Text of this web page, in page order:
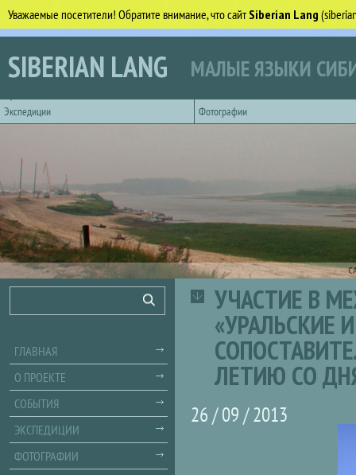
Уважаемые посетители! Обратите внимание, что сайтSiberian Lang
Перейти к основному содержанию
SIBERIAN LANG МАЛЫЕ ЯЗЫКИ
Экспедиции
Фотографии
УЧАСТИЕ В
«УРАЛЬСКИЕ
ЛЕТИЮ СО
26 / 09 / 2013
Поиск
ГЛАВНАЯ
О ПРОЕКТЕ
СОБЫТИЯ
ЭКСПЕДИЦИИ
ФОТОГРАФИИ